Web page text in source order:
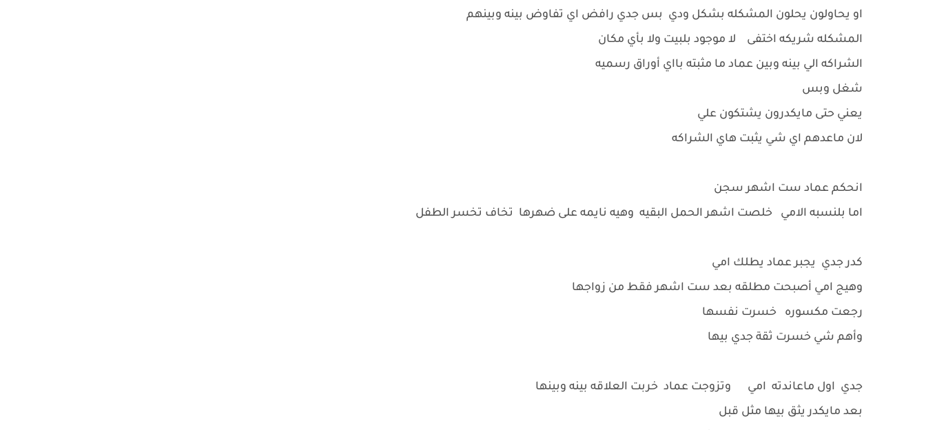
او يحاولون يحلون المشكله بشكل ودي بس جدي رافض اي تفاوض بينه وبينهم
المشكله شريكه اختفى لا موجود بلبيت ولا بأي مكان
الشراكه الي بينه وبين عماد ما مثبته بااي أوراق رسميه
شغل وبس
يعني حتى مايكدرون يشتكون علي
لان ماعدهم اي شي يثبت هاي الشراكه
انحكم عماد ست اشهر سجن
اما بلنسبه الامي خلصت اشهر الحمل البقيه وهيه نايمه على ضهرها تخاف تخسر الطفل
كدر جدي يجبر عماد يطلك امي
وهيج امي أصبحت مطلقه بعد ست اشهر فقط من زواجها
رجعت مكسوره خسرت نفسها
وأهم شي خسرت ثقة جدي بيها
جدي اول ماعاندته امي وتزوجت عماد خربت العلاقه بينه وبينها
بعد مايكدر يثق بيها مثل قبل